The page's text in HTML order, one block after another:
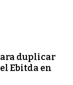
duplicar
Ebitda en